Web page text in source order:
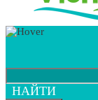
НАЙТИ